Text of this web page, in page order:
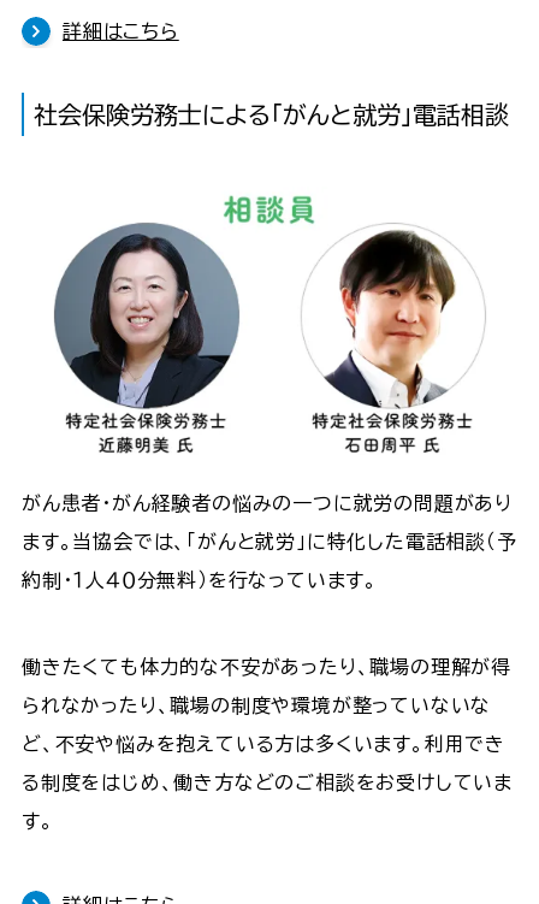
詳細はこちら
社会保険労務士による「がんと就労」電話相談
がん患者・がん経験者の悩みの一つに就労の問題があり
ます。当協会では、「がんと就労」に特化した電話相談（予
約制・１人４０分無料）を行なっています。
働きたくても体力的な不安があったり、職場の理解が得
られなかったり、職場の制度や環境が整っていないな
ど、不安や悩みを抱えている方は多くいます。利用でき
る制度をはじめ、働き方などのご相談をお受けしていま
す。